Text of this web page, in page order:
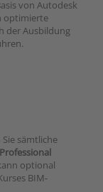
von Autodesk
optimierte
der Ausbildung
sämtliche
Professional
optional
BIM-